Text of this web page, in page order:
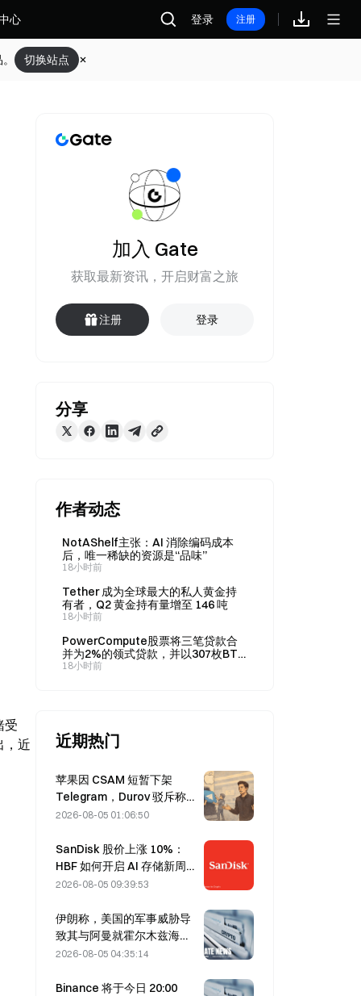
心 登录 注册
切换站点
受
，近
加入 Gate
获取最新资讯，开启财富之旅
注册 登录
分享
作者动态
NotAShelf主张：AI 消除编码成本
后，唯一稀缺的资源是“品味”
18小时前
Tether 成为全球最大的私人黄金持
有者，Q2 黄金持有量增至 146 吨
18小时前
PowerCompute股票将三笔贷款合
并为2%的领式贷款，并以307枚BTC
作为抵押
18小时前
近期热门
苹果因 CSAM 短暂下架
Telegram，Durov 驳斥称遭
“安全攻击”
2026-08-05 01:06:50
SanDisk 股价上涨 10%：
HBF 如何开启 AI 存储新周
期，财报能否验证增长逻
2026-08-05 09:39:53
伊朗称，美国的军事威胁导
致其与阿曼就霍尔木兹海峡
达成协议的时间推迟至8月5
2026-08-05 04:35:14
Binance 将于今日 20:00